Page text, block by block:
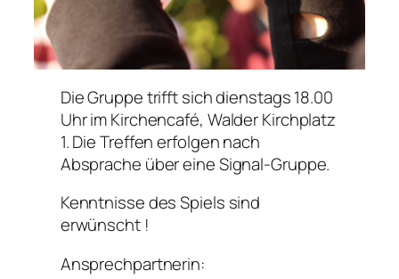
Die Gruppe trifft sich dienstags 18.00
Uhr im Kirchencafé, Walder Kirchplatz
1. Die Treffen erfolgen nach
Absprache über eine Signal-Gruppe.
Kenntnisse des Spiels sind
erwünscht !
Ansprechpartnerin: